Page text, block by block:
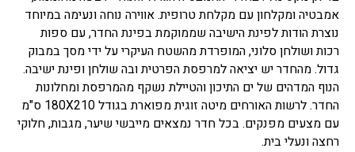
אמבטיה ומקלחון עם מקלחת טרופית. אווירה נוחה ונעימה במיוחד
נוצרת הודות לפינת הישיבה שממוקמת בפינת החדר, עם ספות
רכות ושולחן סלוני, המופרדת מהשטח העיקרי על ידי מסך במבוק
גדול. מהחדר יש יציאה למרפסת הפרטית ובה שולחן ופינת ישיבה.
הנוף המדהים של ים התיכון והטיילת נשקף מהמרפסת ומחלונות
החדר. לרשות האורחים מיטה זוגית מפוארת בגודל 180X210 ס"מ
עם מצעים מפנקים. בכל חדר נמצאים מייבשי שיער, מגבות, חלוקי
רחצה ונעלי בית.